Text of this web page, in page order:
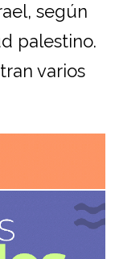
según
palestino.
varios